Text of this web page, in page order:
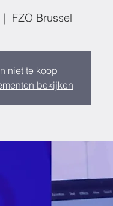
|
FZO Brussel
niet te koop
bekijken